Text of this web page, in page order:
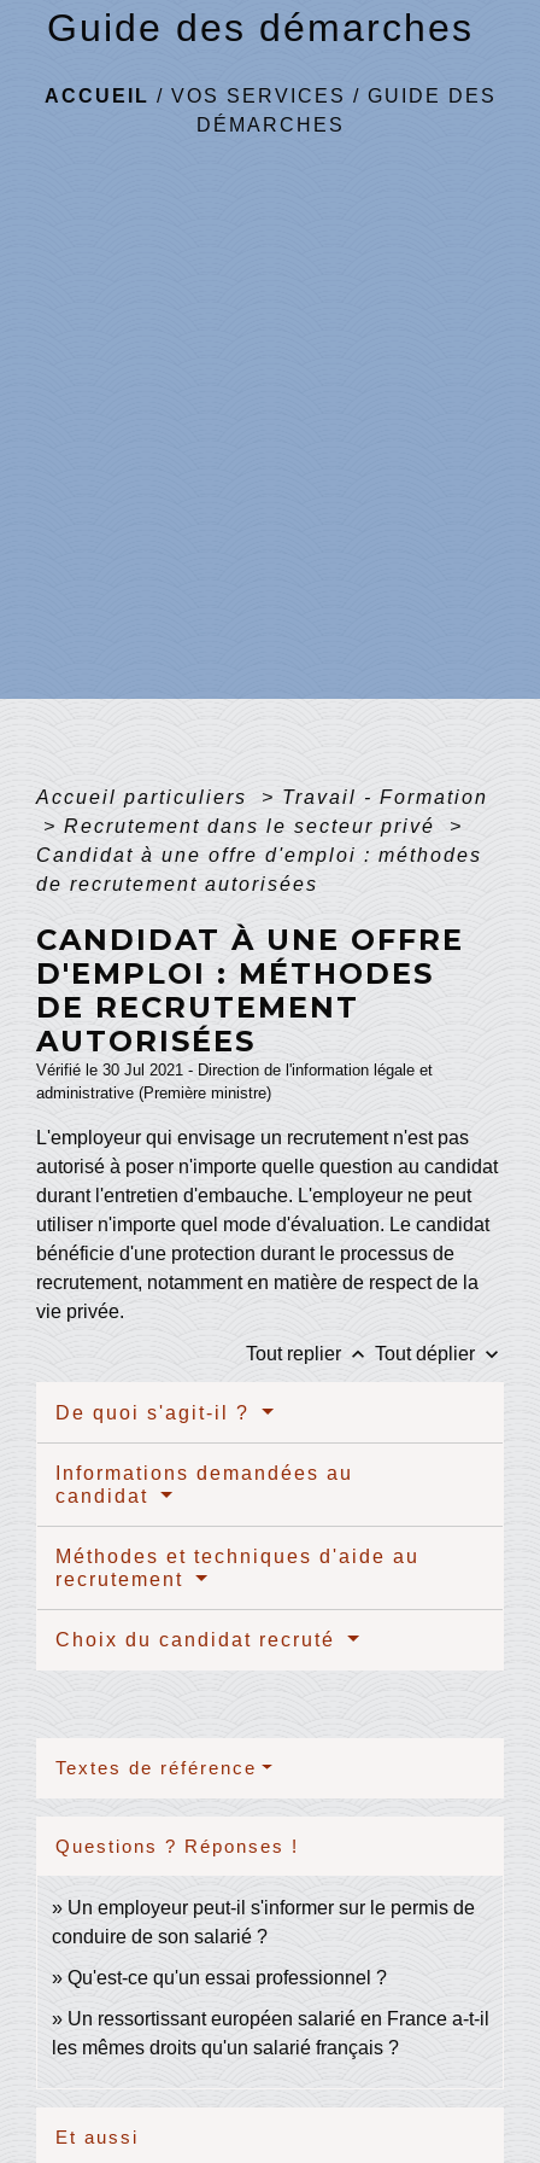
Guide des démarches
ACCUEIL / VOS SERVICES / GUIDE DES
DÉMARCHES
Accueil particuliers > Travail - Formation
> Recrutement dans le secteur privé
>
Candidat à une offre d'emploi : méthodes
de recrutement autorisées
CANDIDAT À UNE OFFRE
D'EMPLOI : MÉTHODES
DE RECRUTEMENT
AUTORISÉES
Vérifié le 30 Jul 2021 - Direction de l'information légale et
administrative (Première ministre)
L'employeur qui envisage un recrutement n'est pas
autorisé à poser n'importe quelle question au candidat
durant l'entretien d'embauche. L'employeur ne peut
utiliser n'importe quel mode d'évaluation. Le candidat
bénéficie d'une protection durant le processus de
recrutement, notamment en matière de respect de la
vie privée.
Tout replier keyboard_arrow_up Tout déplier keyboard_arrow_down
De quoi s'agit-il ?
Informations demandées au
candidat
Méthodes et techniques d'aide au
recrutement
Choix du candidat recruté
Textes de référence
Questions ? Réponses !
Un employeur peut-il s'informer sur le permis de
conduire de son salarié ?
Qu'est-ce qu'un essai professionnel ?
Un ressortissant européen salarié en France a-t-il
les mêmes droits qu'un salarié français ?
Et aussi